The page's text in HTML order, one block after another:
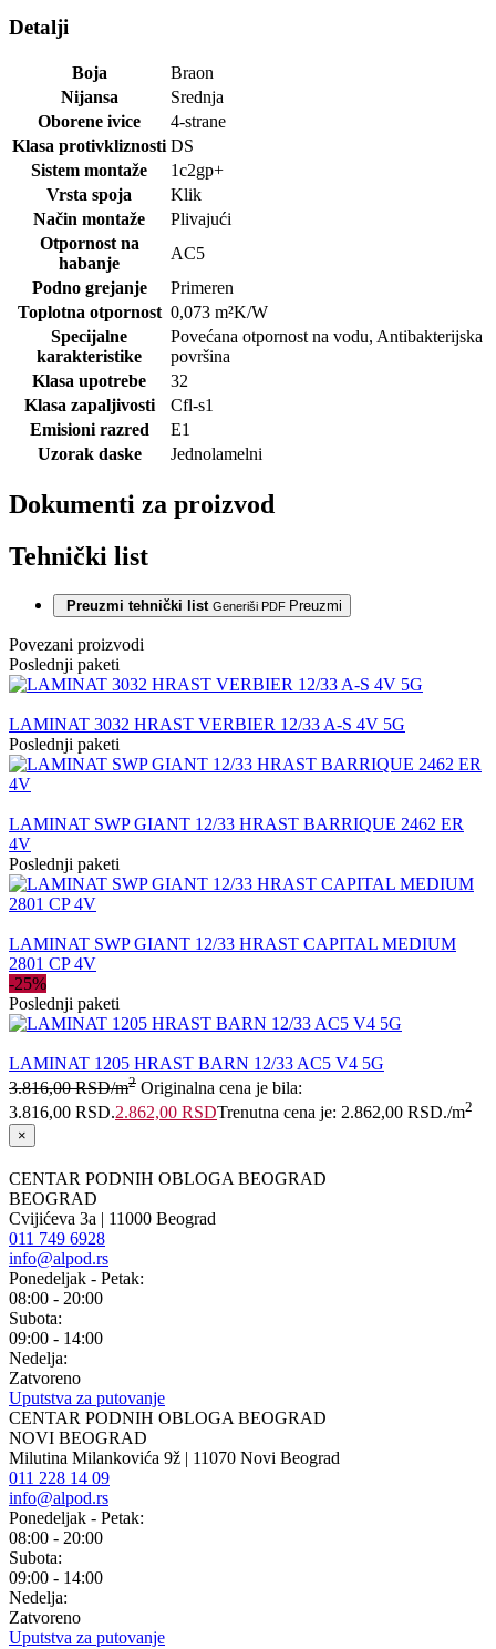
Detalji
Boja
Braon
Nijansa
Srednja
Oborene ivice
4-strane
Klasa protivkliznosti DS
Sistem montaže
1c2gp+
Vrsta spoja
Klik
Način montaže
Plivajući
Otpornost na
habanje
AC5
Podno grejanje
Primeren
Toplotna otpornost 0,073 m²K/W
Specijalne
karakteristike
Povećana otpornost na vodu, Antibakterijska
površina
Klasa upotrebe
32
Klasa zapaljivosti
Cfl-s1
Emisioni razred
E1
Uzorak daske
Jednolamelni
Dokumenti za proizvod
Tehnički list
Preuzmi tehnički list Generiši PDF Preuzmi
Povezani proizvodi
Poslednji paketi
LAMINAT 3032 HRAST VERBIER 12/33 A-S 4V 5G
Poslednji paketi
LAMINAT SWP GIANT 12/33 HRAST BARRIQUE 2462 ER
4V
Poslednji paketi
LAMINAT SWP GIANT 12/33 HRAST CAPITAL MEDIUM
2801 CP 4V
-25%
Poslednji paketi
LAMINAT 1205 HRAST BARN 12/33 AC5 V4 5G
3.816,00RSD/m2 Originalna cena je bila:
3.816,00 RSD.2.862,00 RSDTrenutna cena je: 2.862,00 RSD./m2
×
CENTAR PODNIH OBLOGA BEOGRAD
BEOGRAD
Cvijićeva 3a | 11000 Beograd
011 749 6928
info@alpod.rs
Ponedeljak - Petak:
08:00 - 20:00
Subota:
09:00 - 14:00
Nedelja:
Zatvoreno
Uputstva za putovanje
CENTAR PODNIH OBLOGA BEOGRAD
NOVI BEOGRAD
Milutina Milankovića 9ž | 11070 Novi Beograd
011 228 14 09
info@alpod.rs
Ponedeljak - Petak:
08:00 - 20:00
Subota:
09:00 - 14:00
Nedelja:
Zatvoreno
Uputstva za putovanje